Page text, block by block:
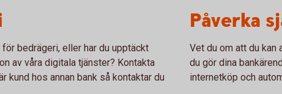
bedrägeri, eller har du upptäckt
av våra digitala tjänster? Kontakta
kund hos annan bank så kontaktar du
Påverka
Vet du om att du kan
du gör dina
internetköp och